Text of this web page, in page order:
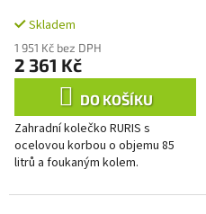
t
ů
Skladem
1 951 Kč bez DPH
2 361 Kč
DO KOŠÍKU
Zahradní kolečko RURIS s
ocelovou korbou o objemu 85
litrů a foukaným kolem.